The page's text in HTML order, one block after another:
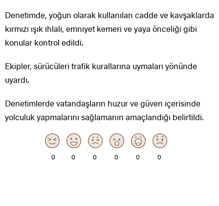
Denetimde, yoğun olarak kullanılan cadde ve kavşaklarda
kırmızı ışık ihlali, emniyet kemeri ve yaya önceliği gibi
konular kontrol edildi.
Ekipler, sürücüleri trafik kurallarına uymaları yönünde
uyardı.
Denetimlerde vatandaşların huzur ve güven içerisinde
yolculuk yapmalarını sağlamanın amaçlandığı belirtildi.
0 0 0 0 0 0